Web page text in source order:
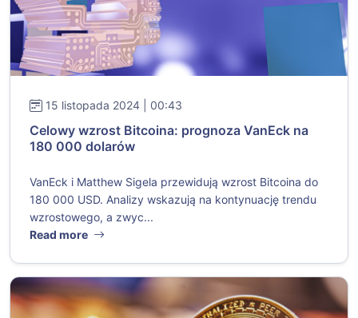
15 listopada 2024 | 00:43
Celowy wzrost Bitcoina: prognoza VanEck na
180 000 dolarów
VanEck i Matthew Sigela przewidują wzrost Bitcoina do
180 000 USD. Analizy wskazują na kontynuację trendu
wzrostowego, a zwyc...
Read more